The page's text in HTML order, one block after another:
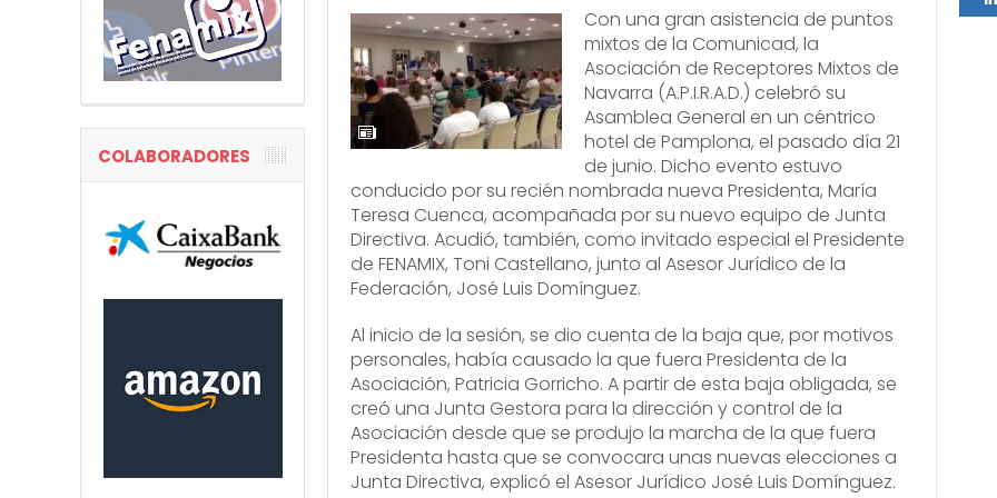
Con una gran asistencia de puntos
mixtos de la Comunicad, la
Asociación de Receptores Mixtos de
Navarra (A.P.I.R.A.D.) celebró su
Asamblea General en un céntrico
hotel de Pamplona, el pasado día 21
de junio. Dicho evento estuvo
conducido por su recién nombrada nueva Presidenta, María
Teresa Cuenca, acompañada por su nuevo equipo de Junta
Directiva. Acudió, también, como invitado especial el Presidente
de FENAMIX, Toni Castellano, junto al Asesor Jurídico de la
Federación, José Luis Domínguez.
Al inicio de la sesión, se dio cuenta de la baja que, por motivos
personales, había causado la que fuera Presidenta de la
Asociación, Patricia Gorricho. A partir de esta baja obligada, se
creó una Junta Gestora para la dirección y control de la
Asociación desde que se produjo la marcha de la que fuera
Presidenta hasta que se convocara unas nuevas elecciones a
Junta Directiva, explicó el Asesor Jurídico José Luis Domínguez.
COLABORADORES